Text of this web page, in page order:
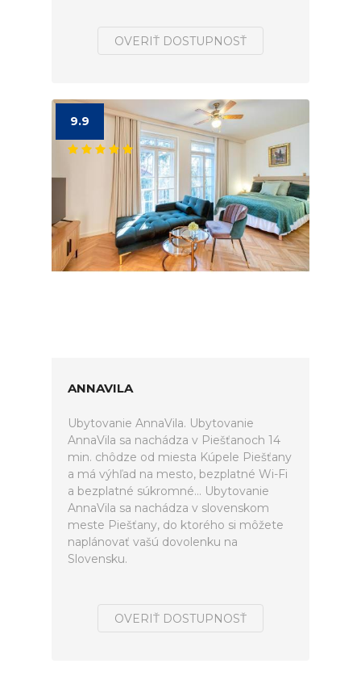
OVERIŤ DOSTUPNOSŤ
9.9
ANNAVILA
Ubytovanie AnnaVila. Ubytovanie
AnnaVila sa nachádza v Piešťanoch 14
min. chôdze od miesta Kúpele Piešťany
a má výhľad na mesto, bezplatné Wi-Fi
a bezplatné súkromné... Ubytovanie
AnnaVila sa nachádza v slovenskom
meste Piešťany, do ktorého si môžete
naplánovať vašú dovolenku na
Slovensku.
OVERIŤ DOSTUPNOSŤ